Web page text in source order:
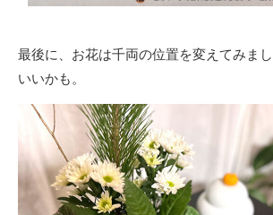
最後に、お花は千両の位置を変えてみま
いいかも。